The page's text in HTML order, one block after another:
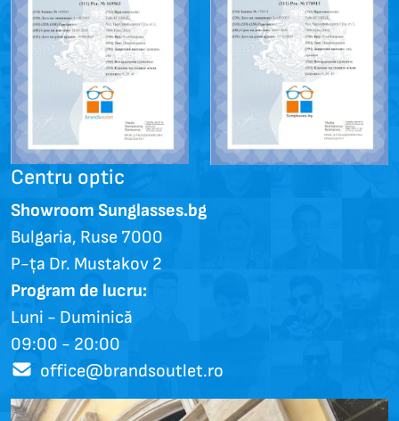
Centru optic
Showroom Sunglasses.bg
Bulgaria, Ruse 7000
P-ța Dr. Mustakov 2
Program de lucru:
Luni - Duminică
09:00 - 20:00
office@brandsoutlet.ro